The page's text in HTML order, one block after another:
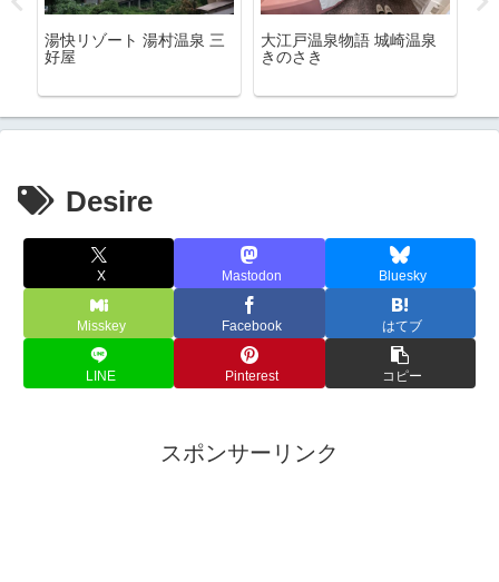
湯快リゾート 湯村温泉 三
好屋
大江戸温泉物語 城崎温泉
きのさき
Desire
X Mastodon Bluesky
Misskey Facebook はてブ
LINE Pinterest コピー
スポンサーリンク